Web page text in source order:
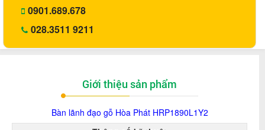
0901.689.678
028.3511 9211
Giới thiệu sản phẩm
Bàn lãnh đạo gỗ Hòa Phát HRP1890L1Y2